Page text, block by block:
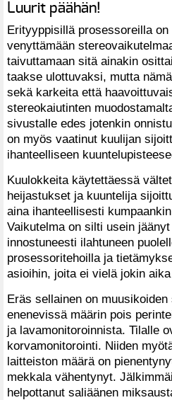
Luurit päähän!
Erityyppisillä prosessoreilla
venyttämään
taivuttamaan sitä ainakin
taakse ulottuvaksi, mutta
sekä karkeita että
stereokaiutinten
sivustalle edes jotenkin
on myös vaatinut kuulijan
ihanteelliseen
Kuulokkeita käytettäessä
heijastukset ja kuuntelija
aina ihanteellisesti
Vaikutelma on silti usein
innostuneesti ilahtuneen
prosessoritehoilla ja
asioihin, joita ei vielä jokin
Eräs sellainen on
enenevissä määrin pois
ja lavamonitoroinnista. Tilalle
korvamonitorointi. Niiden
laitteiston määrä on
mekkala vähentynyt.
helpottanut saliäänen